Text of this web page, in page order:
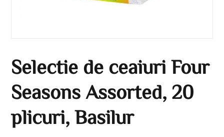
Selectie de ceaiuri Four
Seasons Assorted, 20
plicuri, Basilur